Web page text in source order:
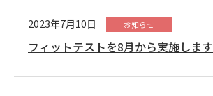
2023年7月10日 お知らせ
フィットテストを8月から実施します